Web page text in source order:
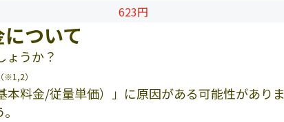
623円
ついて
ょうか？
（※1,2）
料金/従量単価）」に原因がある可能性がありま